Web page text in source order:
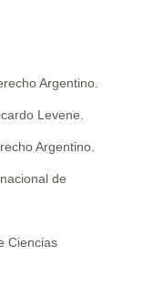
Argentino.
Levene.
Argentino.
de
Ciencias